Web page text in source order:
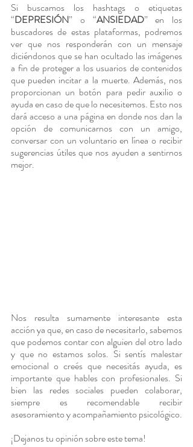
Si buscamos los hashtags o etiquetas
“DEPRESIÓN” o “ANSIEDAD” en los
buscadores de estas plataformas, podremos
ver que nos responderán con un mensaje
diciéndonos que se han ocultado las imágenes
a fin de proteger a los usuarios de contenidos
que pueden incitar a la muerte. Además, nos
proporcionan un botón para pedir auxilio o
ayuda en caso de que lo necesitemos. Esto nos
dará acceso a una página en donde nos dan la
opción de comunicarnos con un amigo,
conversar con un voluntario en línea o recibir
sugerencias útiles que nos ayuden a sentirnos
mejor.
Nos resulta sumamente interesante esta
acción ya que, en caso de necesitarlo, sabemos
que podemos contar con alguien del otro lado
y que no estamos solos. Si sentís malestar
emocional o creés que necesitás ayuda, es
importante que hables con profesionales. Si
bien las redes sociales pueden colaborar,
siempre es recomendable recibir
¡Dejanos tu opinión sobre este tema!